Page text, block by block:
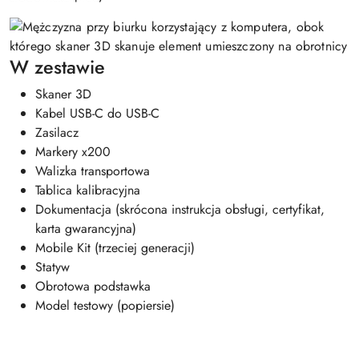
W zestawie
Skaner 3D
Kabel USB-C do USB-C
Zasilacz
Markery x200
Walizka transportowa
Tablica kalibracyjna
Dokumentacja (skrócona instrukcja obsługi, certyfikat,
karta gwarancyjna)
Mobile Kit (trzeciej generacji)
Statyw
Obrotowa podstawka
Model testowy (popiersie)